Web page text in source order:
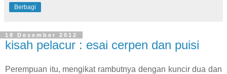
Berbagi
18 Desember 2012
kisah pelacur : esai cerpen dan puisi
Perempuan itu, mengikat rambutnya dengan kuncir dua dan